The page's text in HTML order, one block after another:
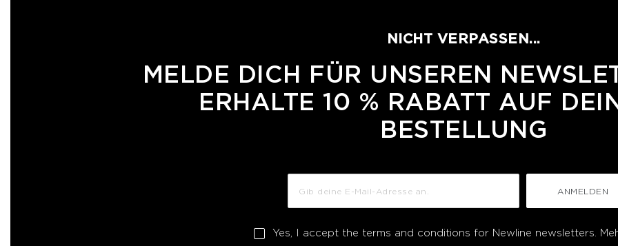
NICHT VERPASSEN...
MELDE DICH FÜR UNSEREN
ERHALTE 10 % RABATT AUF
BESTELLUNG
ANMELDEN
Yes, I accept the terms and conditions for Newline newsletters.